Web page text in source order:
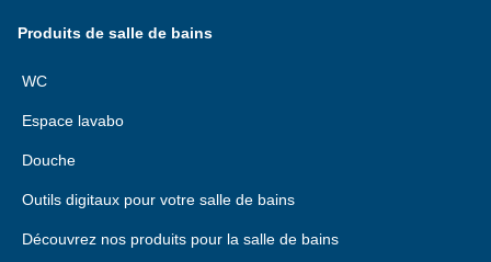
Produits de salle de bains
WC
Espace lavabo
Douche
Outils digitaux pour votre salle de bains
Découvrez nos produits pour la salle de bains